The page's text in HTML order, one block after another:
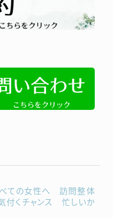
ての女性へ 訪問整体
くチャンス 忙しいか